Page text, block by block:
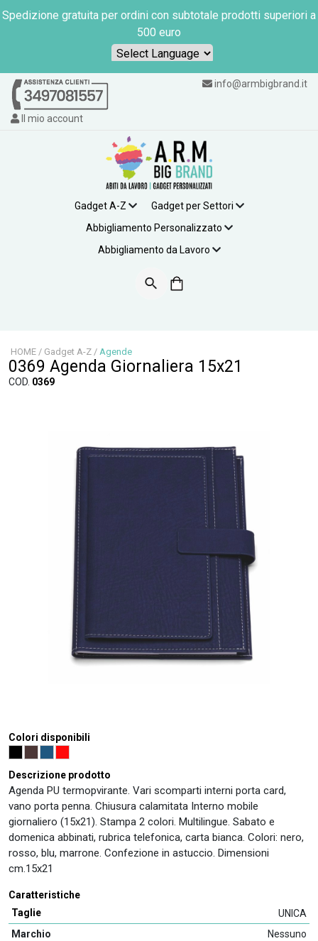
Spedizione gratuita per ordini con subtotale prodotti superiori a
500 euro
Powered by
info@armbigbrand.it
Il mio account
Gadget A-Z
Gadget per Settori
Abbigliamento Personalizzato
Abbigliamento da Lavoro
HOME / Gadget A-Z / Agende
0369 Agenda Giornaliera 15x21
COD. 0369
Descrizione prodotto
Agenda PU termopvirante. Vari scomparti interni porta card,
vano porta penna. Chiusura calamitata Interno mobile
giornaliero (15x21). Stampa 2 colori. Multilingue. Sabato e
domenica abbinati, rubrica telefonica, carta bianca. Colori: nero,
rosso, blu, marrone. Confezione in astuccio. Dimensioni
cm.15x21
Caratteristiche
Taglie
UNICA
Marchio
Nessuno
Colori disponibili